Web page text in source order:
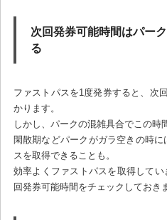
次回発券可能時間はパー
る
ファストパスを1度発券すると、次
かります。
しかし、パークの混雑具合でこの時
閑散期などパークがガラ空きの時
スを取得できることも。
効率よくファストパスを取得して
回発券可能時間をチェックしておき